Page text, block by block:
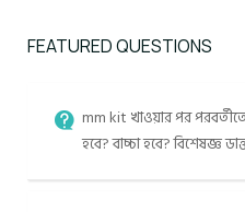
FEATURED QUESTIONS
mm kit খাওয়ার পর
হবে? বাচ্চা হবে? বিশেষজ্ঞ